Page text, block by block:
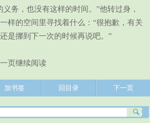
，也没有这样的时间。”他转过身，
样的空间里寻找着什么：“很抱歉，有关
是挪到下一次的时候再说吧。”
页继续阅读
加书签 回目录 下一页